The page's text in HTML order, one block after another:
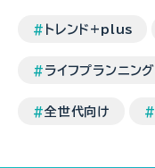
トレンド+plus
ライフプランニング
全世代向け